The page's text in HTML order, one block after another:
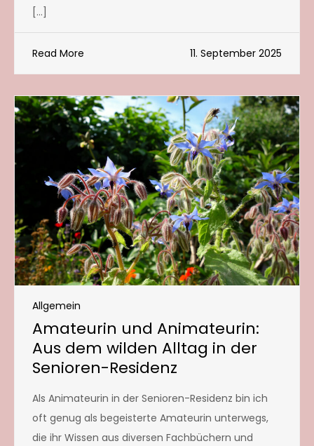
[…]
Read More 11. September 2025
Allgemein
Amateurin und Animateurin:
Aus dem wilden Alltag in der
Senioren-Residenz
Als Animateurin in der Senioren-Residenz bin ich
oft genug als begeisterte Amateurin unterwegs,
die ihr Wissen aus diversen Fachbüchern und